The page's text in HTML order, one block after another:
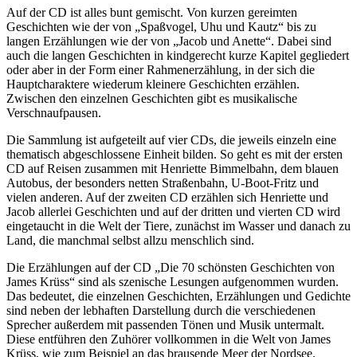
Auf der CD ist alles bunt gemischt. Von kurzen gereimten
Geschichten wie der von „Spaßvogel, Uhu und Kautz“ bis zu
langen Erzählungen wie der von „Jacob und Anette“. Dabei sind
auch die langen Geschichten in kindgerecht kurze Kapitel gegliedert
oder aber in der Form einer Rahmenerzählung, in der sich die
Hauptcharaktere wiederum kleinere Geschichten erzählen.
Zwischen den einzelnen Geschichten gibt es musikalische
Verschnaufpausen.
Die Sammlung ist aufgeteilt auf vier CDs, die jeweils einzeln eine
thematisch abgeschlossene Einheit bilden. So geht es mit der ersten
CD auf Reisen zusammen mit Henriette Bimmelbahn, dem blauen
Autobus, der besonders netten Straßenbahn, U-Boot-Fritz und
vielen anderen. Auf der zweiten CD erzählen sich Henriette und
Jacob allerlei Geschichten und auf der dritten und vierten CD wird
eingetaucht in die Welt der Tiere, zunächst im Wasser und danach zu
Land, die manchmal selbst allzu menschlich sind.
Die Erzählungen auf der CD „Die 70 schönsten Geschichten von
James Krüss“ sind als szenische Lesungen aufgenommen wurden.
Das bedeutet, die einzelnen Geschichten, Erzählungen und Gedichte
sind neben der lebhaften Darstellung durch die verschiedenen
Sprecher außerdem mit passenden Tönen und Musik untermalt.
Diese entführen den Zuhörer vollkommen in die Welt von James
Krüss, wie zum Beispiel an das brausende Meer der Nordsee.